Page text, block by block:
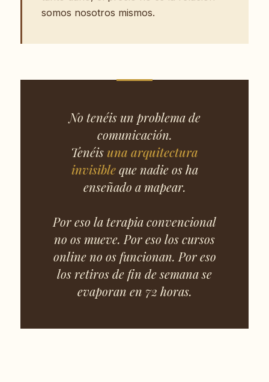
somos nosotros mismos.
No tenéis un problema de
comunicación.
Tenéisuna arquitectura
invisibleque nadie os ha
enseñado a mapear.
Por eso la terapia convencional
no os mueve. Por eso los cursos
online no os funcionan. Por eso
los retiros de fin de semana se
evaporan en 72 horas.